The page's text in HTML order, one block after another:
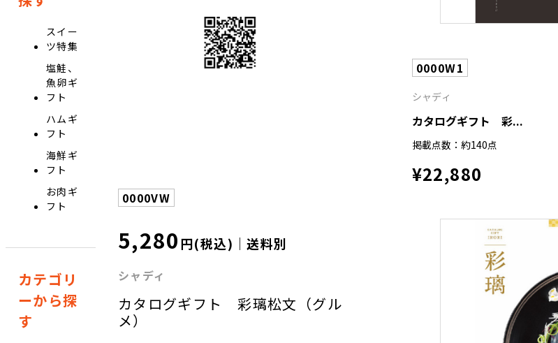
スイー
ツ特集
塩鮭、
魚卵ギ
フト
ハムギ
フト
海鮮ギ
フト
お肉ギ
フト
カテゴリ
ーから探
す
0000VW
5,280円(税込)｜送料別
シャディ
カタログギフト 彩璃松文（グル
メ）
0000W1
シャディ
カタログギフト 彩...
掲載点数：約140点
¥22,880